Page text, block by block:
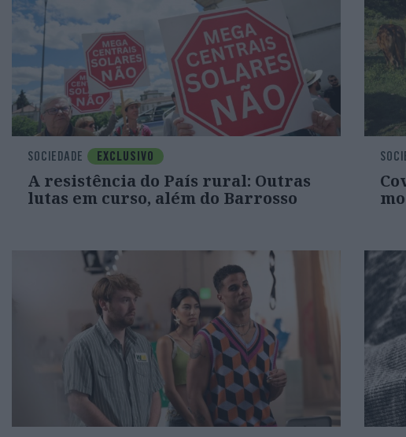
SOCIEDADE EXCLUSIVO
A resistência do País rural: Outras
lutas em curso, além do Barrosso